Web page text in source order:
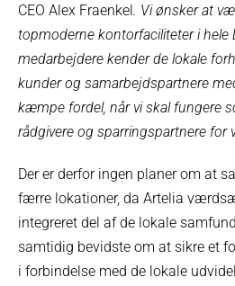
CEO Alex Fraenkel. Vi ønsker at
topmoderne kontorfaciliteter i hele
medarbejdere kender de lokale
kunder og samarbejdspartnere
kæmpe fordel, når vi skal fungere
rådgivere og sparringspartnere for
Der er derfor ingen planer om at
færre lokationer, da Artelia
integreret del af de lokale
samtidig bevidste om at sikre et
i forbindelse med de lokale